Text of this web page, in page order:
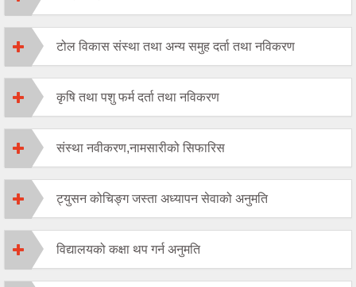
टोल विकास संस्था तथा अन्य समुह दर्ता तथा नविकरण
कृषि तथा पशु फर्म दर्ता तथा नविकरण
संस्था नवीकरण,नामसारीको सिफारिस
ट्युसन कोचिङ्ग जस्ता अध्यापन सेवाको अनुमति
विद्यालयको कक्षा थप गर्न अनुमति